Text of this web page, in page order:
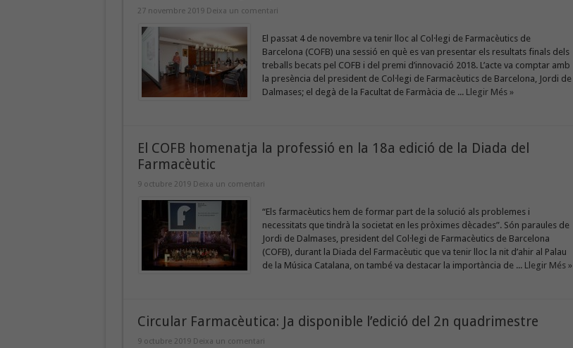
27 novembre 2019 Deixa un comentari
El passat 4 de novembre va tenir lloc al Col·legi de Farmacèutics de
Barcelona (COFB) una sessió en què es van presentar els resultats finals dels
treballs becats pel COFB i del premi d’innovació 2018. L’acte va comptar amb
la presència del president de Col·legi de Farmacèutics de Barcelona, Jordi de
Dalmases; el degà de la Facultat de Farmàcia de ... Llegir Més »
El COFB homenatja la professió en la 18a edició de la Diada del
Farmacèutic
9 octubre 2019 Deixa un comentari
“Els farmacèutics hem de formar part de la solució als problemes i
necessitats que tindrà la societat en les pròximes dècades”. Són paraules de
Jordi de Dalmases, president del Col·legi de Farmacèutics de Barcelona
(COFB), durant la Diada del Farmacèutic que va tenir lloc la nit d’ahir al Palau
de la Música Catalana, on també va destacar la importància de ... Llegir Més »
Circular Farmacèutica: Ja disponible l’edició del 2n quadrimestre
9 octubre 2019 Deixa un comentari